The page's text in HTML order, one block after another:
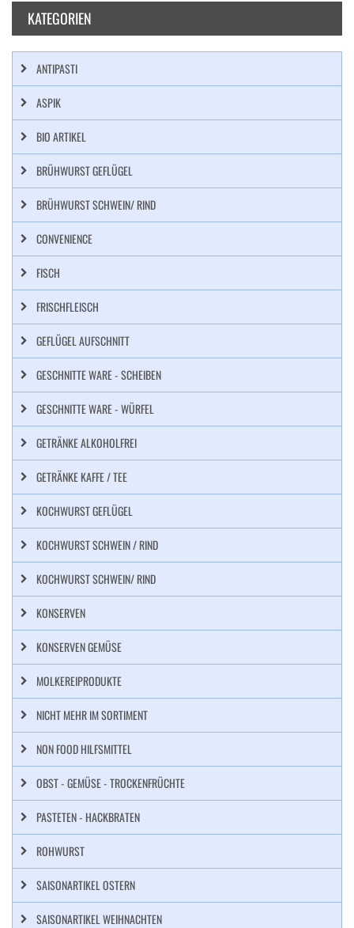
KATEGORIEN
ANTIPASTI
ASPIK
BIO ARTIKEL
BRÜHWURST GEFLÜGEL
BRÜHWURST SCHWEIN/ RIND
CONVENIENCE
FISCH
FRISCHFLEISCH
GEFLÜGEL AUFSCHNITT
GESCHNITTE WARE - SCHEIBEN
GESCHNITTE WARE - WÜRFEL
GETRÄNKE ALKOHOLFREI
GETRÄNKE KAFFE / TEE
KOCHWURST GEFLÜGEL
KOCHWURST SCHWEIN / RIND
KOCHWURST SCHWEIN/ RIND
KONSERVEN
KONSERVEN GEMÜSE
MOLKEREIPRODUKTE
NICHT MEHR IM SORTIMENT
NON FOOD HILFSMITTEL
OBST - GEMÜSE - TROCKENFRÜCHTE
PASTETEN - HACKBRATEN
ROHWURST
SAISONARTIKEL OSTERN
SAISONARTIKEL WEIHNACHTEN